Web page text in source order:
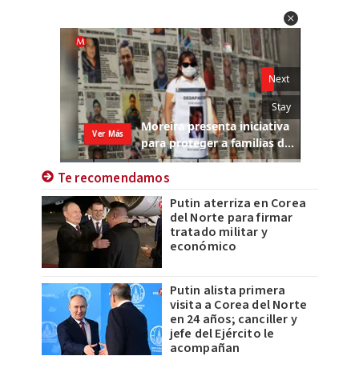
Te recomendamos
Putin aterriza en Corea
del Norte para firmar
tratado militar y
económico
Putin alista primera
visita a Corea del Norte
en 24 años; canciller y
jefe del Ejército le
acompañan